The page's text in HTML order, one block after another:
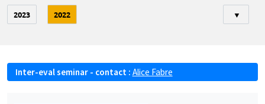
2023 2022 ▼
Inter-eval seminar - contact : Alice Fabre